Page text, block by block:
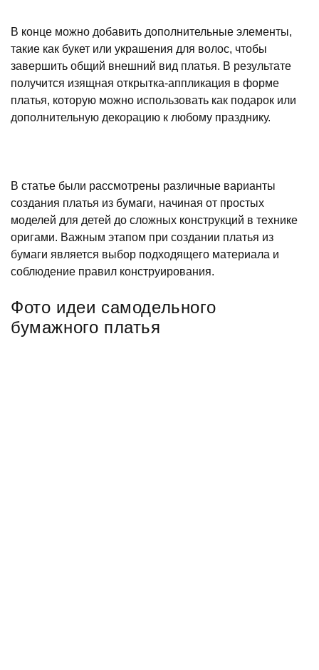
В конце можно добавить дополнительные элементы,
такие как букет или украшения для волос, чтобы
завершить общий внешний вид платья. В результате
получится изящная открытка-аппликация в форме
платья, которую можно использовать как подарок или
дополнительную декорацию к любому празднику.
В статье были рассмотрены различные варианты
создания платья из бумаги, начиная от простых
моделей для детей до сложных конструкций в технике
оригами. Важным этапом при создании платья из
бумаги является выбор подходящего материала и
соблюдение правил конструирования.
Фото идеи самодельного
бумажного платья